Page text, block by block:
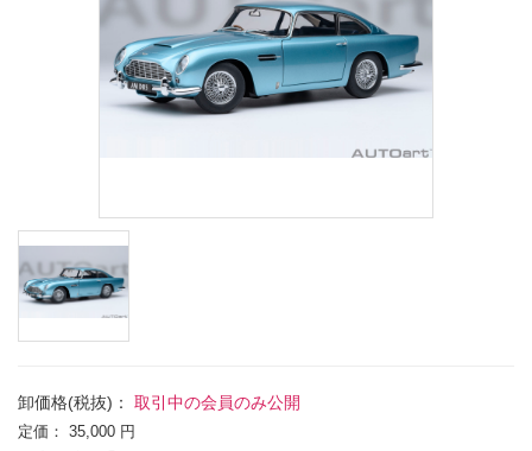
卸価格(税抜)： 取引中の会員のみ公開
定価： 35,000 円